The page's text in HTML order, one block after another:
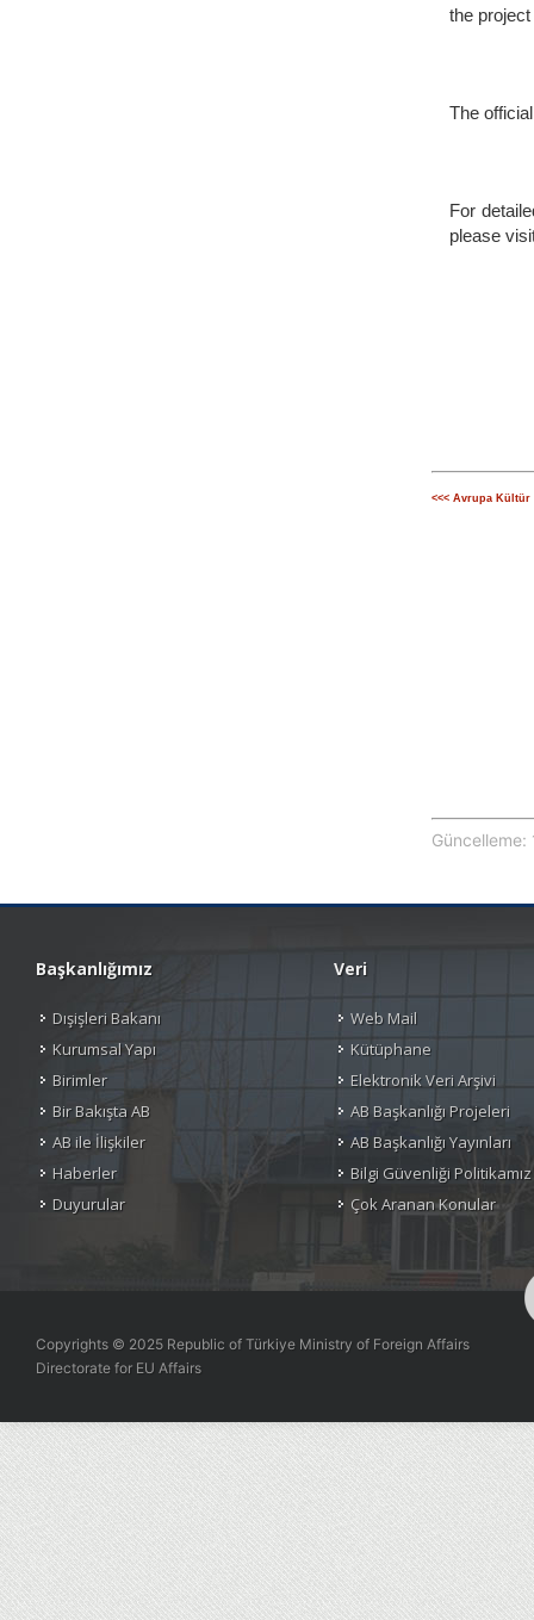
the
The
For
please
<<<Avrupa Kültür
Başkanlığımız
Dışişleri Bakanı
Kurumsal Yapı
Birimler
Bir Bakışta AB
AB ile İlişkiler
Haberler
Duyurular
Veri
Web Mail
Kütüphane
Elektronik Veri Arşivi
AB Başkanlığı Projeleri
AB Başkanlığı Yayınları
Bilgi Güvenliği Politikamız
Çok Aranan Konular
Copyrights © 2025 Republic of Türkiye Ministry of Foreign Affairs
Directorate for EU Affairs